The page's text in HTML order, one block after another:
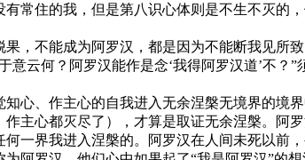
住的我，但是第八识心体则是不生不灭的，
不能成为阿罗汉，都是因为不能断我见所致
意云何？阿罗汉能作是念‘我得阿罗汉道’不
、作主心的自我进入无余涅槃无境界的境界
作主心都灭尽了），才算是取证无余涅槃。阿
何一界我进入涅槃的。阿罗汉在人间未死以前